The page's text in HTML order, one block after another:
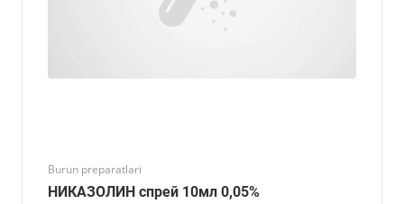
Burun preparatlari
НИКАЗОЛИН спрей 10мл 0,05%